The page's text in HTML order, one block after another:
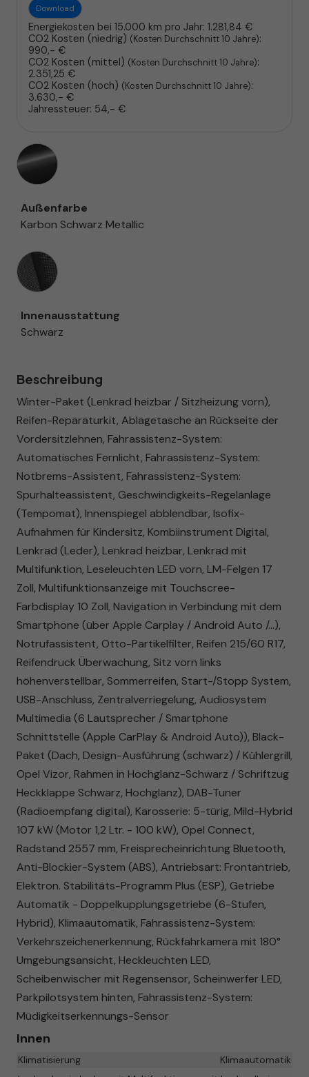
Download
Energiekosten bei 15.000 km pro Jahr: 1.281,84 €
CO2 Kosten (niedrig) (Kosten Durchschnitt 10 Jahre):
990,- €
CO2 Kosten (mittel) (Kosten Durchschnitt 10 Jahre):
2.351,25 €
CO2 Kosten (hoch) (Kosten Durchschnitt 10 Jahre):
3.630,- €
Jahressteuer: 54,- €
Außenfarbe
Karbon Schwarz Metallic
Innenausstattung
Innenausstattung
Schwarz
Beschreibung
Winter-Paket (Lenkrad heizbar / Sitzheizung vorn),
Reifen-Reparaturkit, Ablagetasche an Rückseite der
Vordersitzlehnen, Fahrassistenz-System:
Automatisches Fernlicht, Fahrassistenz-System:
Notbrems-Assistent, Fahrassistenz-System:
Spurhalteassistent, Geschwindigkeits-Regelanlage
(Tempomat), Innenspiegel abblendbar, Isofix-
Aufnahmen für Kindersitz, Kombiinstrument Digital,
Lenkrad (Leder), Lenkrad heizbar, Lenkrad mit
Multifunktion, Leseleuchten LED vorn, LM-Felgen 17
Zoll, Multifunktionsanzeige mit Touchscree-
Farbdisplay 10 Zoll, Navigation in Verbindung mit dem
Smartphone (über Apple Carplay / Android Auto /...),
Notrufassistent, Otto-Partikelfilter, Reifen 215/60 R17,
Reifendruck Überwachung, Sitz vorn links
höhenverstellbar, Sommerreifen, Start-/Stopp System,
USB-Anschluss, Zentralverriegelung, Audiosystem
Multimedia (6 Lautsprecher / Smartphone
Schnittstelle (Apple CarPlay & Android Auto)), Black-
Paket (Dach, Design-Ausführung (schwarz) / Kühlergrill,
Opel Vizor, Rahmen in Hochglanz-Schwarz / Schriftzug
Heckklappe Schwarz, Hochglanz), DAB-Tuner
(Radioempfang digital), Karosserie: 5-türig, Mild-Hybrid
107 kW (Motor 1,2 Ltr. - 100 kW), Opel Connect,
Radstand 2557 mm, Freisprecheinrichtung Bluetooth,
Anti-Blockier-System (ABS), Antriebsart: Frontantrieb,
Elektron. Stabilitäts-Programm Plus (ESP), Getriebe
Automatik - Doppelkupplungsgetriebe (6-Stufen,
Hybrid), Klimaautomatik, Fahrassistenz-System:
Verkehrszeichenerkennung, Rückfahrkamera mit 180°
Umgebungsansicht, Heckleuchten LED,
Scheibenwischer mit Regensensor, Scheinwerfer LED,
Parkpilotsystem hinten, Fahrassistenz-System:
Müdigkeitserkennungs-Sensor
Innen
Klimatisierung
Klimaautomatik